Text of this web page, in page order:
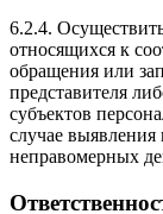
6.2.4.
относящихся к
обращения или
представителя
субъектов
случае
неправомерных